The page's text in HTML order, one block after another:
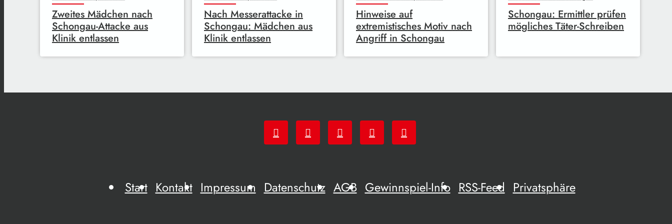
Zweites Mädchen nach
Schongau-Attacke aus
Klinik entlassen
Nach Messerattacke in
Schongau: Mädchen aus
Klinik entlassen
Hinweise auf
extremistisches Motiv nach
Angriff in Schongau
Schongau: Ermittler prüfen
mögliches Täter-Schreiben
Start Kontakt Impressum Datenschutz AGB Gewinnspiel-Info RSS-Feed Privatsphäre